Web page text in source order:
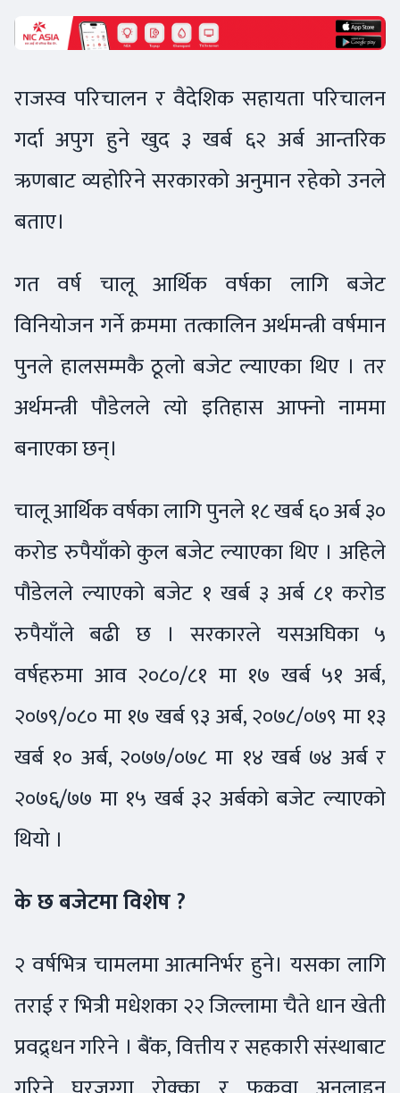
राजस्व परिचालन र वैदेशिक सहायता परिचालन
गर्दा अपुग हुने खुद ३ खर्ब ६२ अर्ब आन्तरिक
ऋणबाट व्यहोरिने सरकारको अनुमान रहेको उनले
बताए।
गत वर्ष चालू आर्थिक वर्षका लागि बजेट
विनियोजन गर्ने क्रममा तत्कालिन अर्थमन्त्री वर्षमान
पुनले हालसम्मकै ठूलो बजेट ल्याएका थिए । तर
अर्थमन्त्री पौडेलले त्यो इतिहास आफ्नो नाममा
बनाएका छन्।
चालू आर्थिक वर्षका लागि पुनले १८ खर्ब ६० अर्ब ३०
करोड रुपैयाँको कुल बजेट ल्याएका थिए । अहिले
पौडेलले ल्याएको बजेट १ खर्ब ३ अर्ब ८१ करोड
रुपैयाँले बढी छ । सरकारले यसअघिका ५
वर्षहरुमा आव २०८०/८१ मा १७ खर्ब ५१ अर्ब,
२०७९/०८० मा १७ खर्ब ९३ अर्ब, २०७८/०७९ मा १३
खर्ब १० अर्ब, २०७७/०७८ मा १४ खर्ब ७४ अर्ब र
२०७६/७७ मा १५ खर्ब ३२ अर्बको बजेट ल्याएको
थियो ।
के छ बजेटमा विशेष ?
२ वर्षभित्र चामलमा आत्मनिर्भर हुने। यसका लागि
तराई र भित्री मधेशका २२ जिल्लामा चैते धान खेती
प्रवद्र्धन गरिने । बैंक, वित्तीय र सहकारी संस्थाबाट